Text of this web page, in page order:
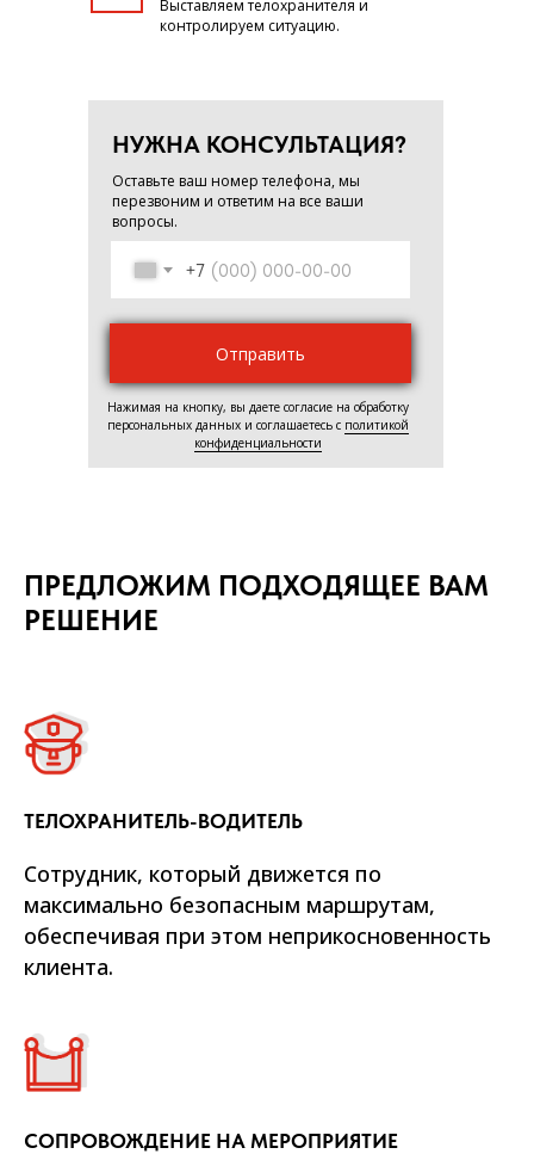
Выставляем телохранителя и
контролируем ситуацию.
+7
Отправить
НУЖНА КОНСУЛЬТАЦИЯ?
Оставьте ваш номер телефона, мы
перезвоним и ответим на все ваши
вопросы.
Нажимая на кнопку, вы даете согласие на обработку
персональных данных и соглашаетесь c политикой
конфиденциальности
ПРЕДЛОЖИМ ПОДХОДЯЩЕЕ ВАМ
РЕШЕНИЕ
ТЕЛОХРАНИТЕЛЬ-ВОДИТЕЛЬ
Сотрудник, который движется по
максимально безопасным маршрутам,
обеспечивая при этом неприкосновенность
клиента.
СОПРОВОЖДЕНИЕ НА МЕРОПРИЯТИЕ